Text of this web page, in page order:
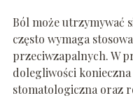
Ból może utrzymywać
często wymaga
przeciwzapalnych. W
dolegliwości
stomatologiczna oraz